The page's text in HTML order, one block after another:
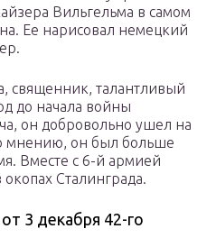
Вильгельма в самом
Ее нарисовал немецкий
священник, талантливый
до начала войны
он добровольно ушел на
мнению, он был больше
Вместе с 6-й армией
окопах Сталинграда.
3 декабря 42-го